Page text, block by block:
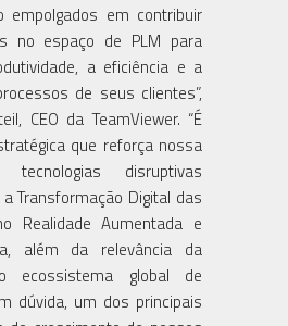
empolgados em contribuir
no espaço de PLM para
a eficiência e a
de seus clientes”,
CEO da TeamViewer. “É
que reforça nossa
disruptivas
Transformação Digital das
Realidade Aumentada e
além da relevância da
ecossistema global de
dúvida, um dos principais